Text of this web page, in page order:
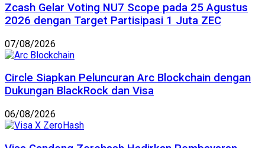
Zcash Gelar Voting NU7 Scope pada 25 Agustus
2026 dengan Target Partisipasi 1 Juta ZEC
07/08/2026
Circle Siapkan Peluncuran Arc Blockchain dengan
Dukungan BlackRock dan Visa
06/08/2026